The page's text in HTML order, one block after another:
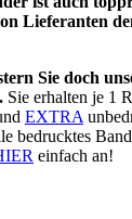
Lieferanten
Sie doch
Sie erhalten je 1
EXTRA
bedrucktes
einfach an!